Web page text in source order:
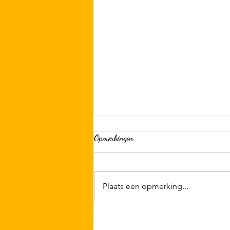
Opmerkingen
Plaats een opmerking...